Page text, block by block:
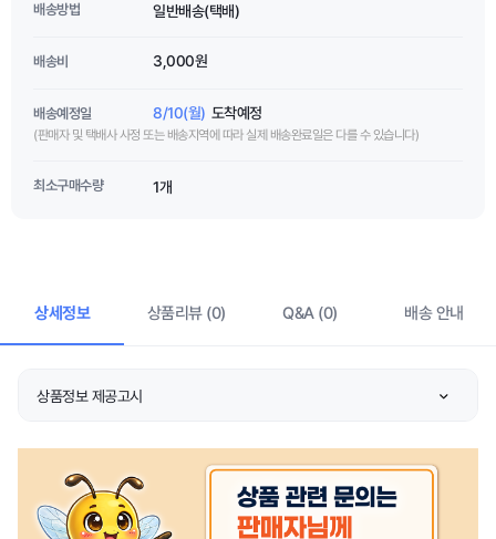
배송방법 일반배송(택배)
배송비 3,000원
배송예정일 8/10(월) 도착예정
(판매자 및 택배사 사정 또는 배송지역에 따라 실제 배송완료일은 다를 수 있습니다)
최소구매수량 1개
상세정보 상품리뷰 (0) Q&A (0) 배송 안내
상품정보 제공고시
품명 및 모델명 상품 상세설명 참조
허가 관련 상품 상세설명 참조
제조국 또는 원산지 상품 상세설명 참조